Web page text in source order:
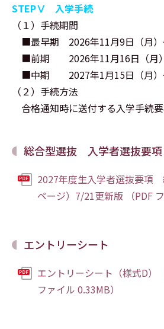
STEPⅤ 入学手続
（１）手続期間
■最早期 2026年11月9日（月）
■前期 2026年11月16日（月）
■中期 2027年1月15日（月）
（２）手続方法
合格通知時に送付する入学手続
総合型選抜 入学者選抜要項
2027年度生入学者選抜要項
ページ）7/21更新版 （PDF
エントリーシート
エントリーシート（様式D
ファイル 0.33MB）